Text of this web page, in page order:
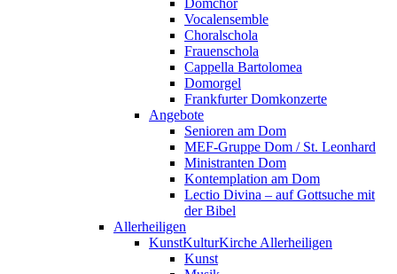
Domchor
Vocalensemble
Choralschola
Frauenschola
Cappella Bartolomea
Domorgel
Frankfurter Domkonzerte
Angebote
Senioren am Dom
MEF-Gruppe Dom / St. Leonhard
Ministranten Dom
Kontemplation am Dom
Lectio Divina – auf Gottsuche mit
der Bibel
Allerheiligen
KunstKulturKirche Allerheiligen
Kunst